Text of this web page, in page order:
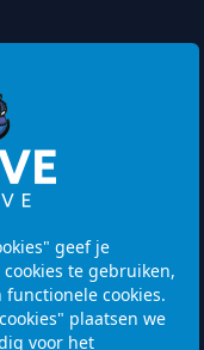
geef je
te gebruiken,
cookies.
plaatsen we
voor het
het maken van een